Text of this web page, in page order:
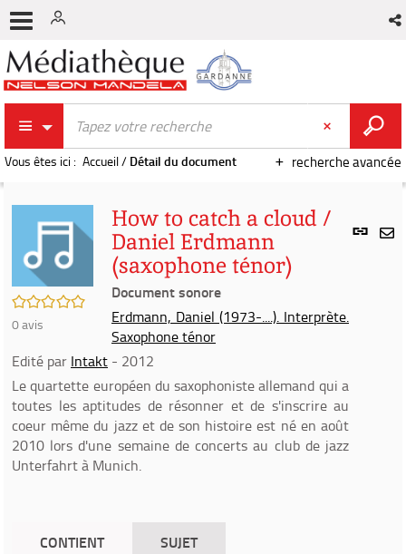
recherche avancée
Vous êtes ici : Accueil/ Détail du document
Lien
/5
0avis
How to catch a cloud /
Daniel Erdmann
(saxophone ténor)
Document sonore
Erdmann, Daniel (1973-....). Interprète.
Saxophone ténor
Edité par Intakt - 2012
Le quartette européen du saxophoniste allemand qui a
toutes les aptitudes de résonner et de s'inscrire au
coeur même du jazz et de son histoire est né en août
2010 lors d'une semaine de concerts au club de jazz
Unterfahrt à Munich.
CONTIENT
SUJET